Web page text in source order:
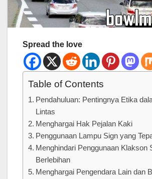
Spread the love
Table of Contents
Pendahuluan: Pentingnya Etika
Lintas
Menghargai Hak Pejalan Kaki
Penggunaan Lampu Sign yang
Menghindari Penggunaan Klakson
Berlebihan
Menghargai Pengendara Lain dan